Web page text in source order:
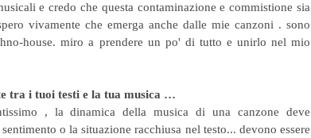
e credo che questa contaminazione e commistione sia
vivamente che emerga anche dalle mie canzoni . sono
house. miro a prendere un po' di tutto e unirlo nel mio
tra i tuoi testi e la tua musica …
, la dinamica della musica di una canzone deve
o la situazione racchiusa nel testo... devono essere